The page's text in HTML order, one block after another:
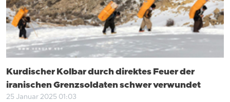
Kurdischer Kolbar durch direktes Feuer der
iranischen Grenzsoldaten schwer verwundet
25 Januar 2025 01:03